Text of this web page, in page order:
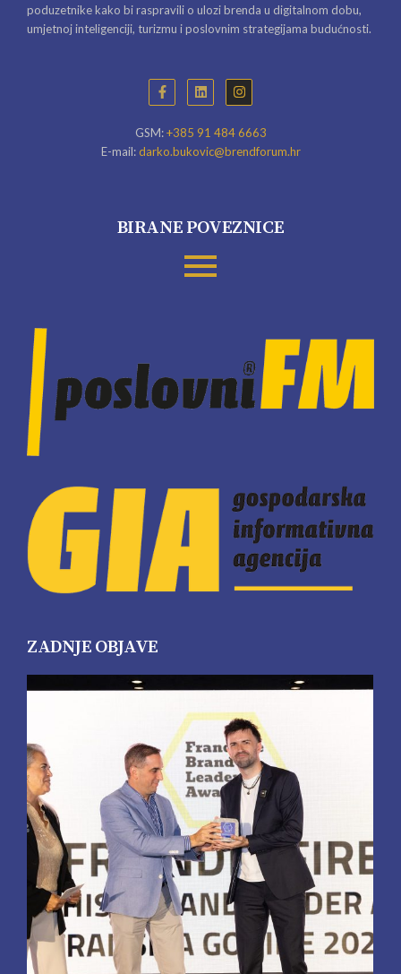
poduzetnike kako bi raspravili o ulozi brenda u digitalnom dobu,
umjetnoj inteligenciji, turizmu i poslovnim strategijama budućnosti.
GSM:+385 91 484 6663
E-mail:darko.bukovic@brendforum.hr
BIRANE POVEZNICE
ZADNJE OBJAVE